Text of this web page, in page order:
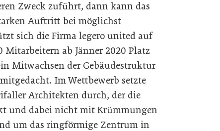
Zweck zuführt, dann kann das
Auftritt bei möglichst
sich die Firma legero united auf
Mitarbeitern ab Jänner 2020 Platz
Mitwachsen der Gebäudestruktur
Im Wettbewerb setzte
Architekten durch, der die
und dabei nicht mit Krümmungen
um das ringförmige Zentrum in